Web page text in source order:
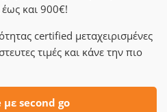
και 900€!
certified μεταχειρισμένες
τιμές και κάνε την πιο
με second go